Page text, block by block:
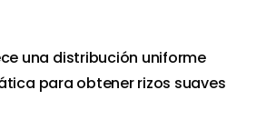
una distribución uniforme
para obtener rizos suaves